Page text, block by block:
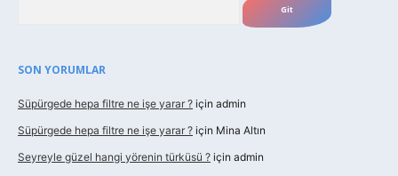
SON YORUMLAR
Süpürgede hepa filtre ne işe yarar ? için admin
Süpürgede hepa filtre ne işe yarar ? için Mina Altın
Seyreyle güzel hangi yörenin türküsü ? için admin